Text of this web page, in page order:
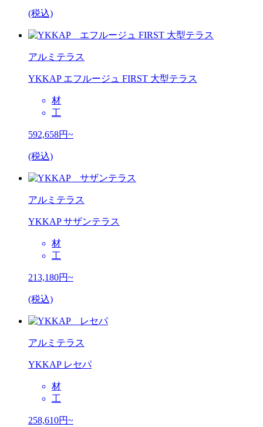
(税込)
アルミテラス
YKKAP エフルージュ FIRST 大型テラス
材
工
592,658円~
(税込)
アルミテラス
YKKAP サザンテラス
材
工
213,180円~
(税込)
アルミテラス
YKKAP レセパ
材
工
258,610円~